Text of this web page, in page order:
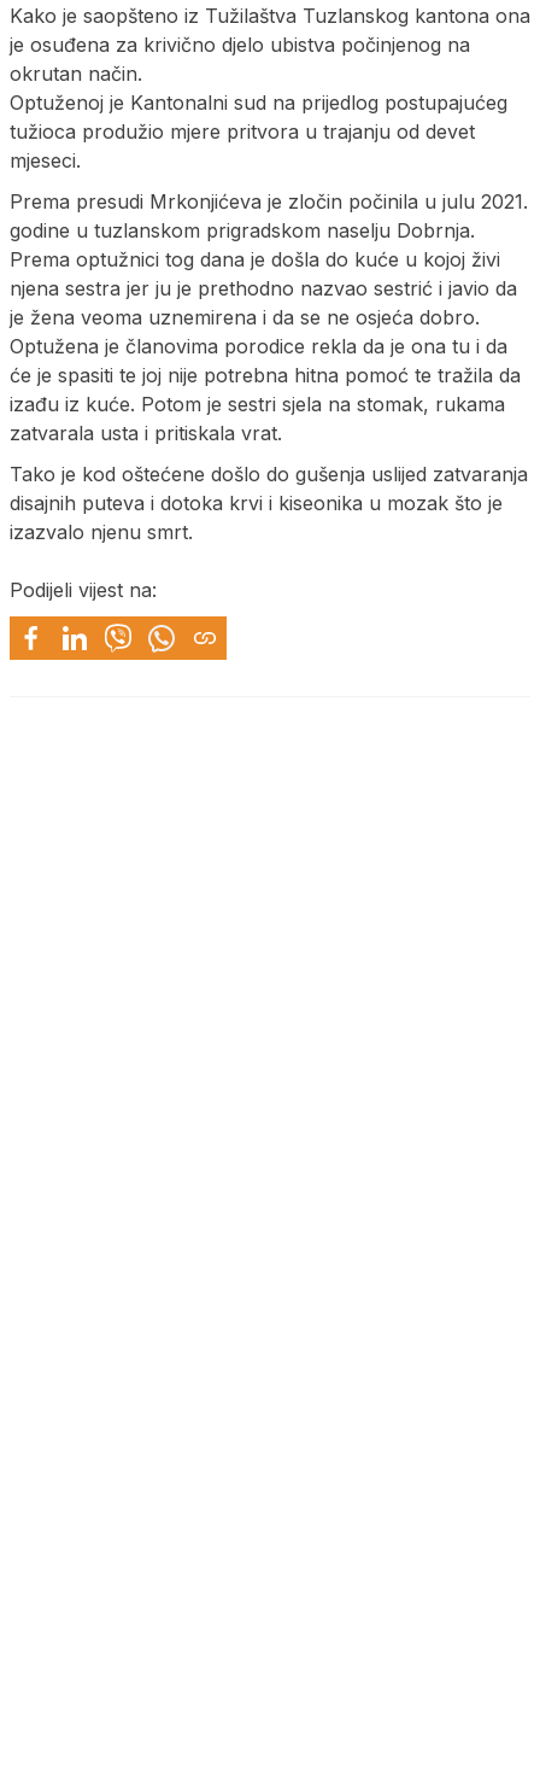
Kako je saopšteno iz Tužilaštva Tuzlanskog kantona ona
je osuđena za krivično djelo ubistva počinjenog na
okrutan način.
Optuženoj je Kantonalni sud na prijedlog postupajućeg
tužioca produžio mjere pritvora u trajanju od devet
mjeseci.
Prema presudi Mrkonjićeva je zločin počinila u julu 2021.
godine u tuzlanskom prigradskom naselju Dobrnja.
Prema optužnici tog dana je došla do kuće u kojoj živi
njena sestra jer ju je prethodno nazvao sestrić i javio da
je žena veoma uznemirena i da se ne osjeća dobro.
Optužena je članovima porodice rekla da je ona tu i da
će je spasiti te joj nije potrebna hitna pomoć te tražila da
izađu iz kuće. Potom je sestri sjela na stomak, rukama
zatvarala usta i pritiskala vrat.
Tako je kod oštećene došlo do gušenja uslijed zatvaranja
disajnih puteva i dotoka krvi i kiseonika u mozak što je
izazvalo njenu smrt.
Podijeli vijest na: